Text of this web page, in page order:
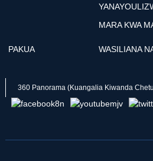
MARA KWA
PAKUA WASILIANA
360 Panorama (Kuangalia Kiwanda